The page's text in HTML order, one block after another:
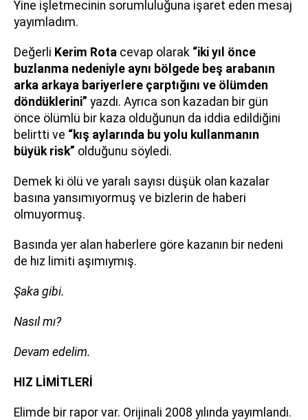
Yine işletmecinin sorumluluğuna işaret eden mesaj
yayımladım.
Değerli Kerim Rota cevap olarak “iki yıl önce
buzlanma nedeniyle aynı bölgede beş arabanın
arka arkaya bariyerlere çarptığını ve ölümden
döndüklerini” yazdı. Ayrıca son kazadan bir gün
önce ölümlü bir kaza olduğunun da iddia edildiğini
belirtti ve “kış aylarında bu yolu kullanmanın
büyük risk” olduğunu söyledi.
Demek ki ölü ve yaralı sayısı düşük olan kazalar
basına yansımıyormuş ve bizlerin de haberi
olmuyormuş.
Basında yer alan haberlere göre kazanın bir nedeni
de hız limiti aşımıymış.
Şaka gibi.
Nasıl mı?
Devam edelim.
HIZ LİMİTLERİ
Elimde bir rapor var. Orijinali 2008 yılında yayımlandı.